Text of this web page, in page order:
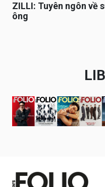
ZILLI: Tuyên ngôn về
ông